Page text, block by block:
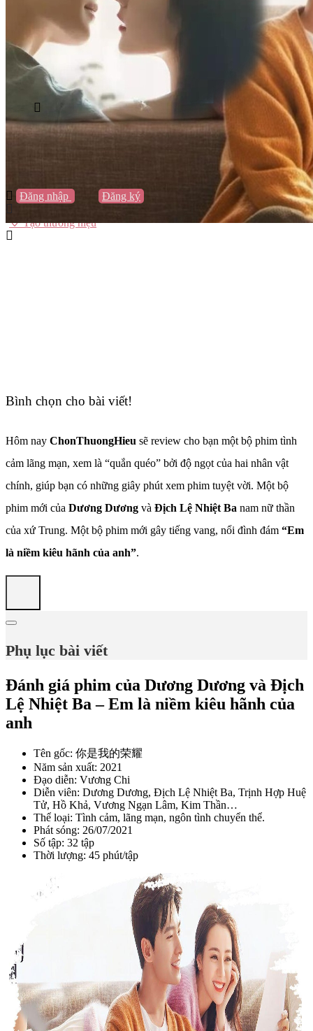
Vũng Tàu
Nha Trang
Đà Lạt
Cần Thơ
Thừa Thiên Huế
Khác…
Blog
Sách / Truyện
Lifestyle
Đăng nhập
Đăng ký
Tạo thương hiệu
Bình chọn cho bài viết!
Hôm nay ChonThuongHieu sẽ review cho bạn một bộ phim tình
cảm lãng mạn, xem là “quắn quéo” bởi độ ngọt của hai nhân vật
chính, giúp bạn có những giây phút xem phim tuyệt vời. Một bộ
phim mới của Dương Dương và Địch Lệ Nhiệt Ba nam nữ thần
của xứ Trung. Một bộ phim mới gây tiếng vang, nổi đình đám “Em
là niềm kiêu hãnh của anh”.
Phụ lục bài viết
Đánh giá phim của Dương Dương và Địch
Lệ Nhiệt Ba – Em là niềm kiêu hãnh của
anh
Tên gốc: 你是我的荣耀
Năm sản xuất: 2021
Đạo diễn: Vương Chi
Diễn viên: Dương Dương, Địch Lệ Nhiệt Ba, Trịnh Hợp Huệ
Tử, Hồ Khả, Vương Ngạn Lâm, Kim Thần…
Thể loại: Tình cảm, lãng mạn, ngôn tình chuyển thể.
Phát sóng: 26/07/2021
Số tập: 32 tập
Thời lượng: 45 phút/tập